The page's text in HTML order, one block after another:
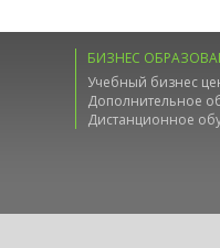
БИЗНЕС
Учебный бизнес
Дополнительное
Дистанционное